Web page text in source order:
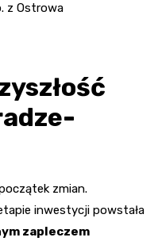
z Ostrowa
zmian.
inwestycji powstała
zapleczem